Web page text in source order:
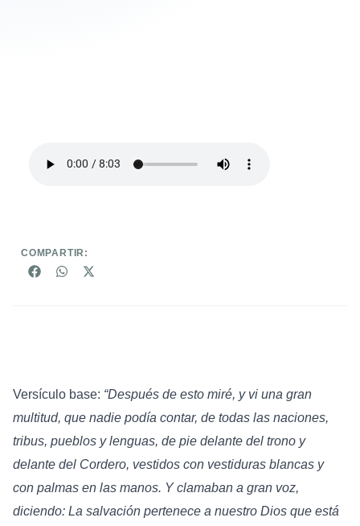
COMPARTIR:
Versículo base: “Después de esto miré, y vi una gran
multitud, que nadie podía contar, de todas las naciones,
tribus, pueblos y lenguas, de pie delante del trono y
delante del Cordero, vestidos con vestiduras blancas y
con palmas en las manos. Y clamaban a gran voz,
diciendo: La salvación pertenece a nuestro Dios que está